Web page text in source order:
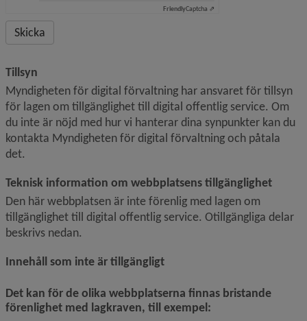
FriendlyCaptcha ⇗
Tillsyn
Myndigheten för digital förvaltning har ansvaret för tillsyn
för lagen om tillgänglighet till digital offentlig service. Om
du inte är nöjd med hur vi hanterar dina synpunkter kan du
kontakta Myndigheten för digital förvaltning och påtala
det.
Teknisk information om webbplatsens tillgänglighet
Den här webbplatsen är inte förenlig med lagen om
tillgänglighet till digital offentlig service. Otillgängliga delar
beskrivs nedan.
Innehåll som inte är tillgängligt
Det kan för de olika webbplatserna finnas bristande
förenlighet med lagkraven, till exempel: